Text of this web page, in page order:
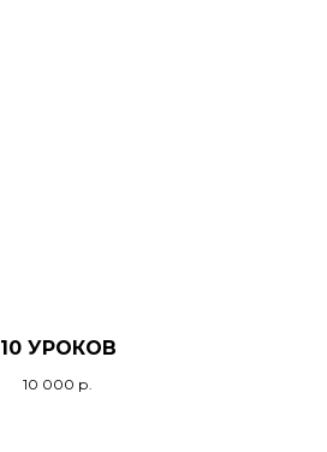
10 УРОКОВ
10 000 р.